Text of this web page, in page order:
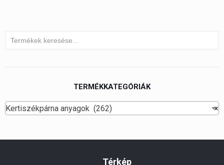
TERMÉKKATEGÓRIÁK
×
Kertiszékpárna anyagok (262)
Térkép